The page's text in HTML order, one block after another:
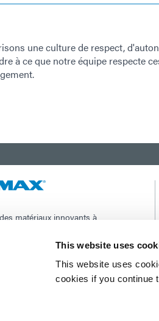
This website uses
This website uses
cookies if you continue
une culture de respect,
à ce que notre équipe respecte
matériaux innovants à
de dosage et des systèmes de
à la lumière UV/LED pour
l'efficacité de la